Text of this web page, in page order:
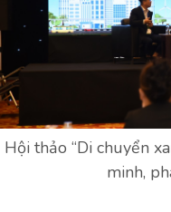
Hội thảo “Di chuyển
minh,